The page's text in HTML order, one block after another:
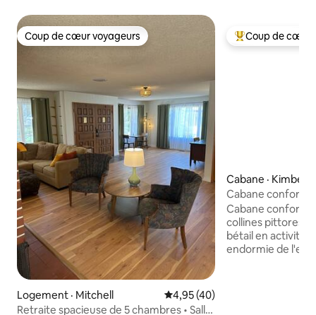
Coup de cœur voyageurs
Coup de cœur voyageurs
Logement · Mitchell Note moyenne de 4,95 sur 5,
4,95 (40)
Retraite spacieuse de 5 chambres • Salle
Coup de cœur
Coup de cœur
Cabane · Kimberly
Cabane
rivière et
car en option
Cabane
collines
bétail en activité
endormie de l'est